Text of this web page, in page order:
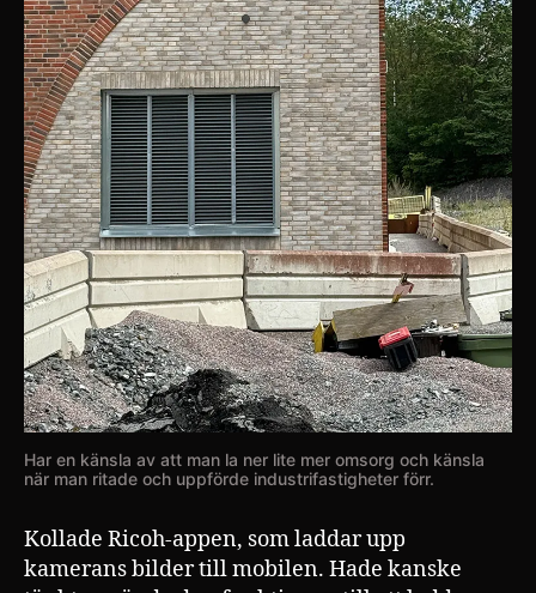
Har en känsla av att man la ner lite mer omsorg och känsla
när man ritade och uppförde industrifastigheter förr.
Kollade Ricoh-appen, som laddar upp
kamerans bilder till mobilen. Hade kanske